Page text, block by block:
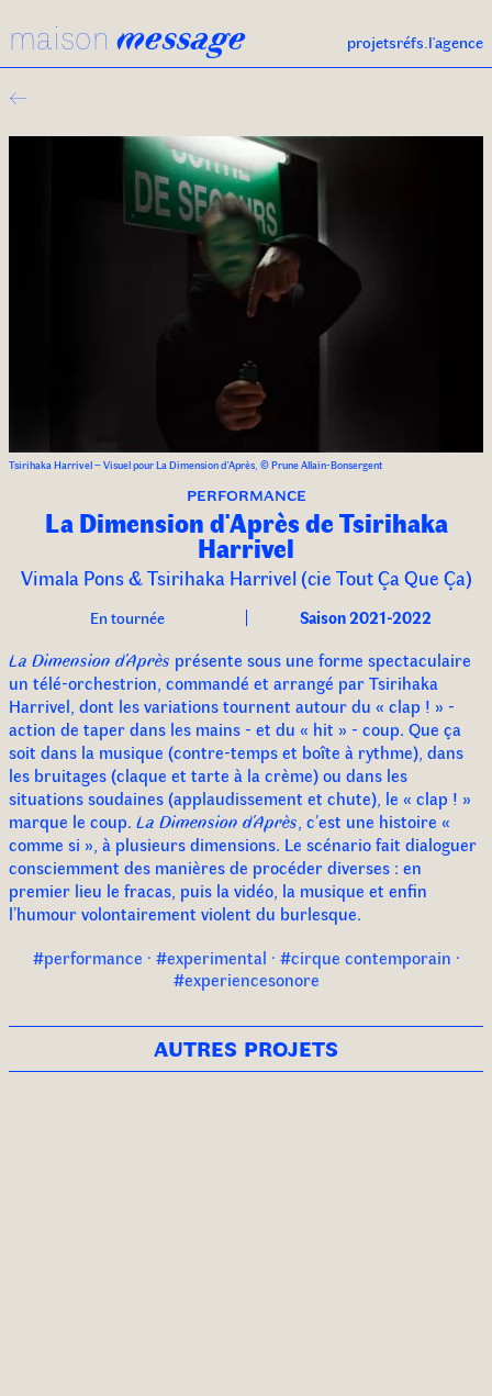
maison message projetsréfs. l'agence
←
Tsirihaka Harrivel – Visuel pour La Dimension d'Après, © Prune Allain-Bonsergent
performance
La Dimension d'Après de Tsirihaka
Harrivel
Vimala Pons & Tsirihaka Harrivel (cie Tout Ça Que Ça)
En tournée Saison 2021-2022
La Dimension d'Après présente sous une forme spectaculaire
un télé-orchestrion, commandé et arrangé par Tsirihaka
Harrivel, dont les variations tournent autour du « clap ! » -
action de taper dans les mains - et du « hit » - coup. Que ça
soit dans la musique (contre-temps et boîte à rythme), dans
les bruitages (claque et tarte à la crème) ou dans les
situations soudaines (applaudissement et chute), le « clap ! »
marque le coup. La Dimension d'Après , c’est une histoire «
comme si », à plusieurs dimensions. Le scénario fait dialoguer
consciemment des manières de procéder diverses : en
premier lieu le fracas, puis la vidéo, la musique et enfin
l’humour volontairement violent du burlesque.
#performance · #experimental · #cirque contemporain ·
#experiencesonore
autres projets